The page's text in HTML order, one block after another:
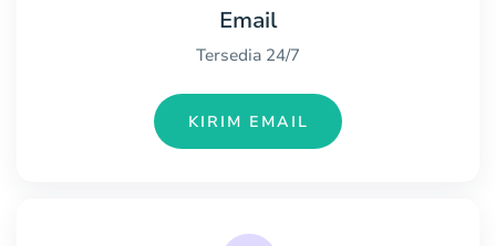
Email
Tersedia 24/7
KIRIM EMAIL